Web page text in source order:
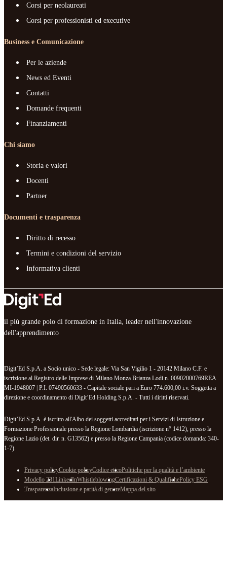
Corsi per neolaureati
Corsi per professionisti ed executive
Business e Comunicazione
Per le aziende
News ed Eventi
Contatti
Domande frequenti
Finanziamenti
Chi siamo
Storia e valori
Docenti
Partner
Documenti e trasparenza
Diritto di recesso
Termini e condizioni del servizio
Informativa clienti
il più grande polo di formazione in Italia, leader nell'innovazione
dell'apprendimento
Digit’Ed S.p.A. a Socio unico - Sede legale: Via San Vigilio 1 - 20142 Milano C.F. e
iscrizione al Registro delle Imprese di Milano Monza Brianza Lodi n. 00902000769REA
MI-1948007 | P.I. 07490560633 - Capitale sociale pari a Euro 774.600,00 i.v. Soggetta a
direzione e coordinamento di Digit’Ed Holding S.p.A. - Tutti i diritti riservati.
Digit’Ed S.p.A. è iscritto all'Albo dei soggetti accreditati per i Servizi di Istruzione e
Formazione Professionale presso la Regione Lombardia (iscrizione n° 1412), presso la
Regione Lazio (det. dir. n. G13562) e presso la Regione Campania (codice domanda: 340-
1-7).
Privacy policyCookie policyCodice eticoPolitiche per la qualità e l’ambiente
Modello 231LinkedInWhistleblowingCertificazioni & QualifichePolicy ESG
TrasparenzaInclusione e parità di genereMappa del sito